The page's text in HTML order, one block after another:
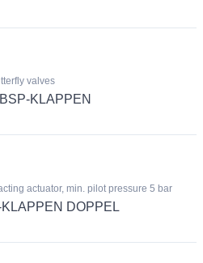
valves
KLAPPEN
actuator, min. pilot pressure 5 bar
DOPPEL